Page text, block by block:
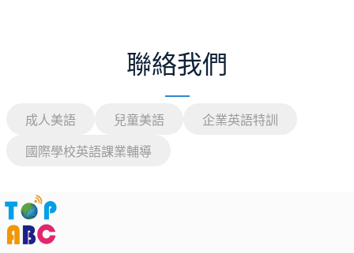
聯絡我們
成人美語 兒童美語 企業英語特訓
國際學校英語課業輔導